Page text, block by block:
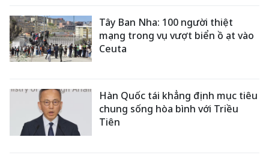
Tây Ban Nha: 100 người thiệt
mạng trong vụ vượt biển ồ ạt vào
Ceuta
Hàn Quốc tái khẳng định mục tiêu
chung sống hòa bình với Triều
Tiên